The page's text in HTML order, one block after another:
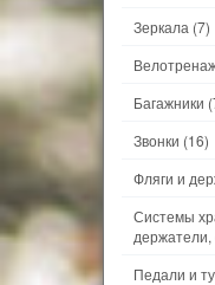
Зеркала (7)
Багажники
Звонки (16)
Фляги и
Системы
Педали и